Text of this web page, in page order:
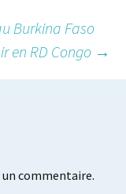
Burkina Faso
en RD Congo →
commentaire.